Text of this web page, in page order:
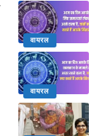
वायरल
वायरल